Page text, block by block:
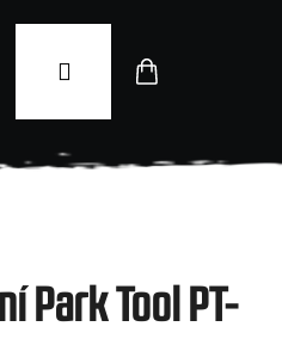
PřihlášeníNákupní
košík
Park Tool PT-